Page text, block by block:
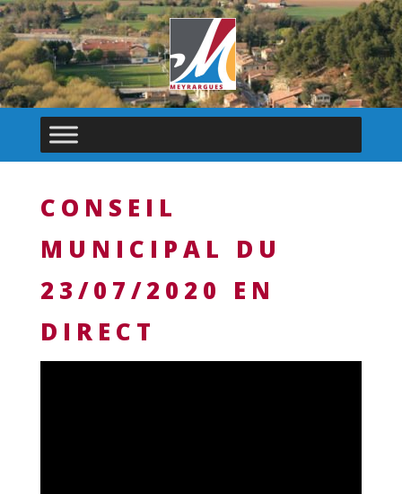
CONSEIL
MUNICIPAL DU
23/07/2020 EN
DIRECT